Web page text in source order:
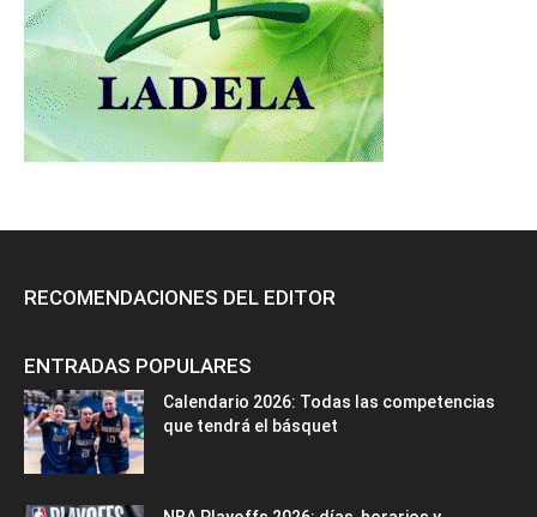
RECOMENDACIONES DEL EDITOR
ENTRADAS POPULARES
Calendario 2026: Todas las competencias
que tendrá el básquet